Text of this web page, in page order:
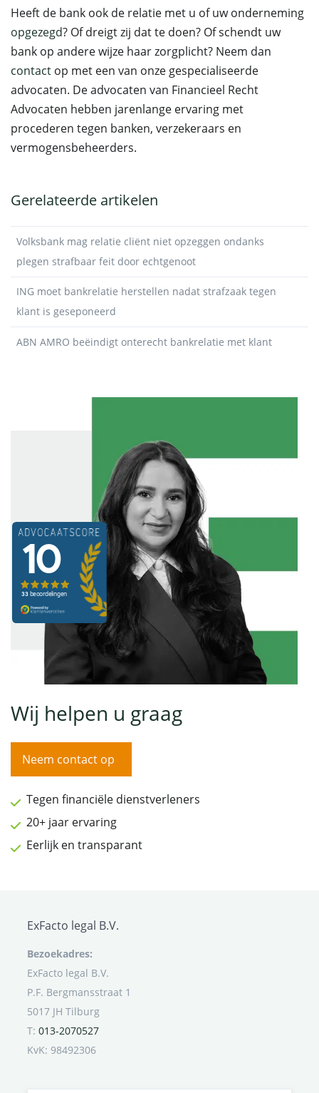
Heeft de bank ook de relatie met u of uw onderneming
opgezegd? Of dreigt zij dat te doen? Of schendt uw
bank op andere wijze haar zorgplicht? Neem dan
contact op met een van onze gespecialiseerde
advocaten. De advocaten van Financieel Recht
Advocaten hebben jarenlange ervaring met
procederen tegen banken, verzekeraars en
vermogensbeheerders.
Gerelateerde artikelen
Volksbank mag relatie cliënt niet opzeggen ondanks
plegen strafbaar feit door echtgenoot
ING moet bankrelatie herstellen nadat strafzaak tegen
klant is geseponeerd
ABN AMRO beëindigt onterecht bankrelatie met klant
Wij helpen u graag
Neem contact op
Tegen financiële dienstverleners
20+ jaar ervaring
Eerlijk en transparant
ExFacto legal B.V.
Bezoekadres:
ExFacto legal B.V.
P.F. Bergmansstraat 1
5017 JH Tilburg
T: 013-2070527
KvK: 98492306